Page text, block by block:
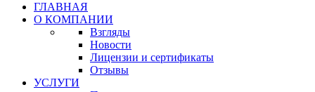
ГЛАВНАЯ
О КОМПАНИИ
Взгляды
Новости
Лицензии и сертификаты
Отзывы
УСЛУГИ